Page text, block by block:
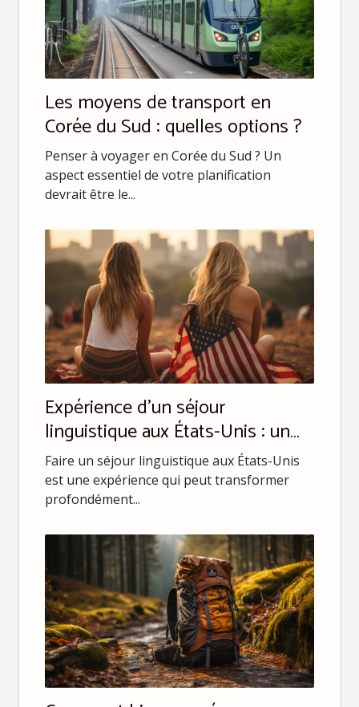
Les moyens de transport en
Corée du Sud : quelles options ?
Penser à voyager en Corée du Sud ? Un
aspect essentiel de votre planification
devrait être le...
Expérience d'un séjour
linguistique aux États-Unis : un
aperçu
Faire un séjour linguistique aux États-Unis
est une expérience qui peut transformer
profondément...